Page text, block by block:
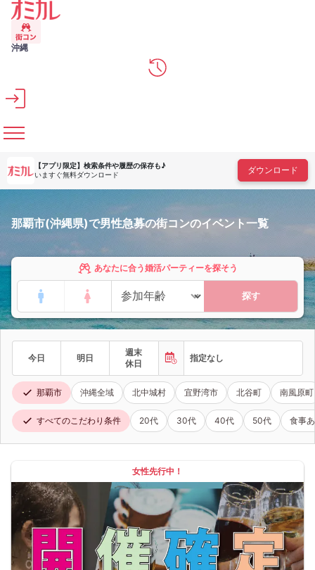
メインコンテンツへスキップ
沖縄
【アプリ限定】 検索条件や履歴の保存も♪
いますぐ無料ダウンロード
ダウンロード
那覇市(沖縄県)で男性急募の街コンのイベント一覧
あなたに合う婚活パーティーを探そう
探す
今日 明日
週末
休日
指定なし
那覇市 沖縄全域 北中城村 宜野湾市 北谷町 南風原町
すべてのこだわり条件 20代 30代 40代 50代 食事
女性先行中！